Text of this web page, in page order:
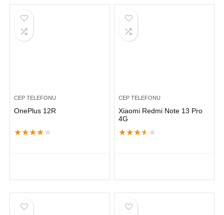
CEP TELEFONU
OnePlus 12R
★★★★ ★
CEP TELEFONU
Xiaomi Redmi Note 13 Pro
4G
★★★★ ★